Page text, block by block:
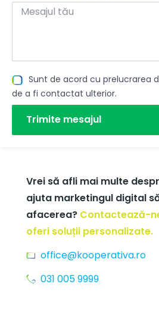
Sunt de acord cu prelucrarea
de a fi contactat ulterior.
Trimite mesajul
Vrei să afli mai multe
ajuta marketingul digital
afacerea? Contactează-
oferi soluții personalizate.
office@kooperativa.ro
031 005 9999